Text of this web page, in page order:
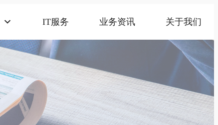
IT服务 业务资讯 关于我们